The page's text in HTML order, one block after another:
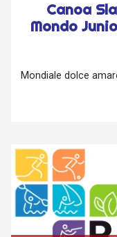
Canoa
Mondo
Mondiale dolce